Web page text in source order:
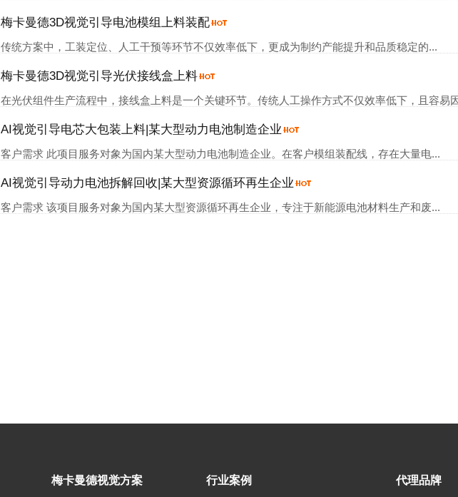
在位置，并自动连接车辆充电接口，实现自动充电。
梅卡曼德3D视觉引导电池模组上料装配
传统方案中，工装定位、人工干预等环节不仅效率低下，更成为制约产能提升和品质稳定的...
梅卡曼德3D视觉引导光伏接线盒上料
在光伏组件生产流程中，接线盒上料是一个关键环节。传统人工操作方式不仅效率低下，且容易
AI视觉引导电芯大包装上料|某大型动力电池制造企业
客户需求 此项目服务对象为国内某大型动力电池制造企业。在客户模组装配线，存在大量电...
AI视觉引导动力电池拆解回收|某大型资源循环再生企业
客户需求 该项目服务对象为国内某大型资源循环再生企业，专注于新能源电池材料生产和废...
梅卡曼德视觉方案 行业案例 代理品牌